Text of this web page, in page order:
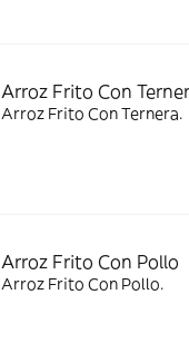
Arroz Frito Con
Arroz Frito Con Ternera.
Arroz Frito Con Pollo
Arroz Frito Con Pollo.